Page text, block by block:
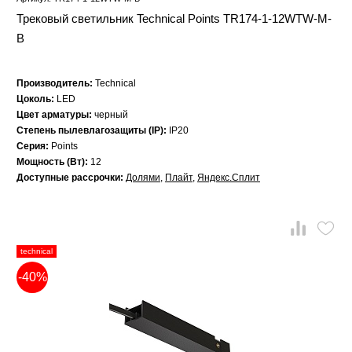
Трековый светильник Technical Points TR174-1-12WTW-M-
B
Производитель: Technical
Цоколь: LED
Цвет арматуры: черный
Степень пылевлагозащиты (IP):
IP20
Серия: Points
Мощность (Вт): 12
Доступные рассрочки: Долями, Плайт, Яндекс.Сплит
technical
-40%